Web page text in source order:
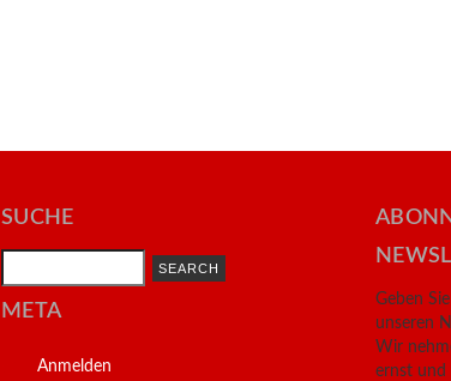
SUCHE
META
Anmelden
Geben
unseren
Wir
ernst und